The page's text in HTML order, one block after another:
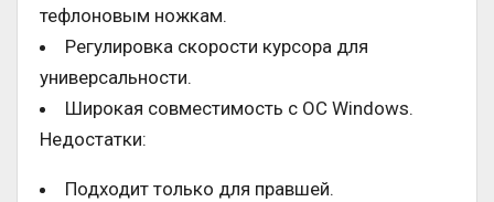
тефлоновым ножкам.
Регулировка скорости курсора для
универсальности.
Широкая совместимость с ОС Windows.
Недостатки:
Подходит только для правшей.